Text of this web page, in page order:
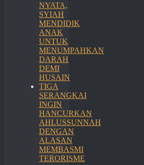
NYATA,
SYIAH
MENDIDIK
ANAK
UNTUK
MENUMPAHKAN
DARAH
DEMI
HUSAIN
TIGA
SERANGKAI
INGIN
HANCURKAN
AHLUSSUNNAH
DENGAN
ALASAN
MEMBASMI
TERORISME